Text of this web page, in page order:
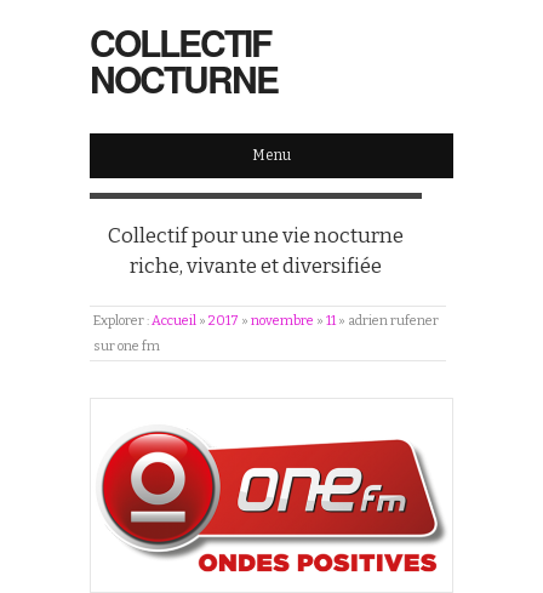
COLLECTIF
NOCTURNE
Menu
Collectif pour une vie nocturne
riche, vivante et diversifiée
Explorer :Accueil » 2017 » novembre » 11 » adrien rufener
sur one fm